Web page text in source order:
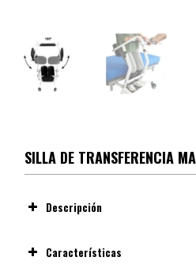
SILLA DE TRANSFERENCIA
Descripción
Características